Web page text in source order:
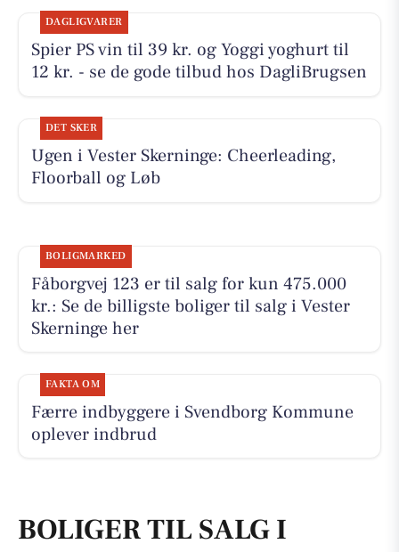
DAGLIGVARER
Spier PS vin til 39 kr. og Yoggi yoghurt til
12 kr. - se de gode tilbud hos DagliBrugsen
DET SKER
Ugen i Vester Skerninge: Cheerleading,
Floorball og Løb
BOLIGMARKED
Fåborgvej 123 er til salg for kun 475.000
kr.: Se de billigste boliger til salg i Vester
Skerninge her
FAKTA OM
Færre indbyggere i Svendborg Kommune
oplever indbrud
BOLIGER TIL SALG I